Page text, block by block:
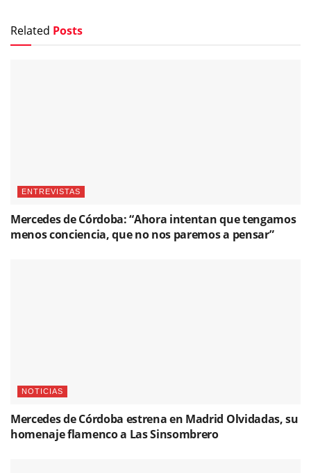
Related Posts
ENTREVISTAS
Mercedes de Córdoba: “Ahora intentan que tengamos
menos conciencia, que no nos paremos a pensar”
NOTICIAS
Mercedes de Córdoba estrena en Madrid Olvidadas, su
homenaje flamenco a Las Sinsombrero